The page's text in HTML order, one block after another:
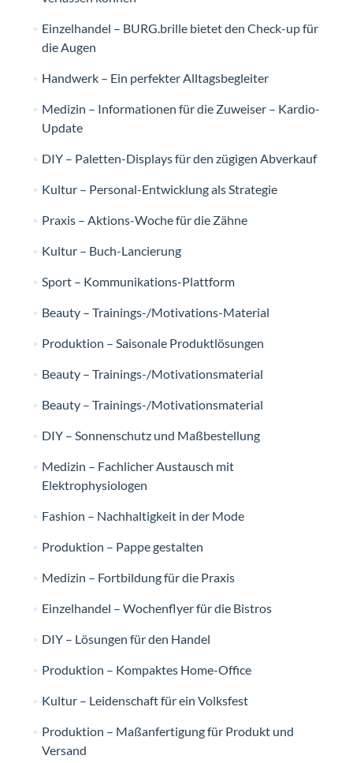
Einzelhandel – BURG.brille bietet den Check-up für
die Augen
Handwerk – Ein perfekter Alltagsbegleiter
Medizin – Informationen für die Zuweiser – Kardio-
Update
DIY – Paletten-Displays für den zügigen Abverkauf
Kultur – Personal-Entwicklung als Strategie
Praxis – Aktions-Woche für die Zähne
Kultur – Buch-Lancierung
Sport – Kommunikations-Plattform
Beauty – Trainings-/Motivations-Material
Produktion – Saisonale Produktlösungen
Beauty – Trainings-/Motivationsmaterial
Beauty – Trainings-/Motivationsmaterial
DIY – Sonnenschutz und Maßbestellung
Medizin – Fachlicher Austausch mit
Elektrophysiologen
Fashion – Nachhaltigkeit in der Mode
Produktion – Pappe gestalten
Medizin – Fortbildung für die Praxis
Einzelhandel – Wochenflyer für die Bistros
DIY – Lösungen für den Handel
Produktion – Kompaktes Home-Office
Kultur – Leidenschaft für ein Volksfest
Produktion – Maßanfertigung für Produkt und
Versand